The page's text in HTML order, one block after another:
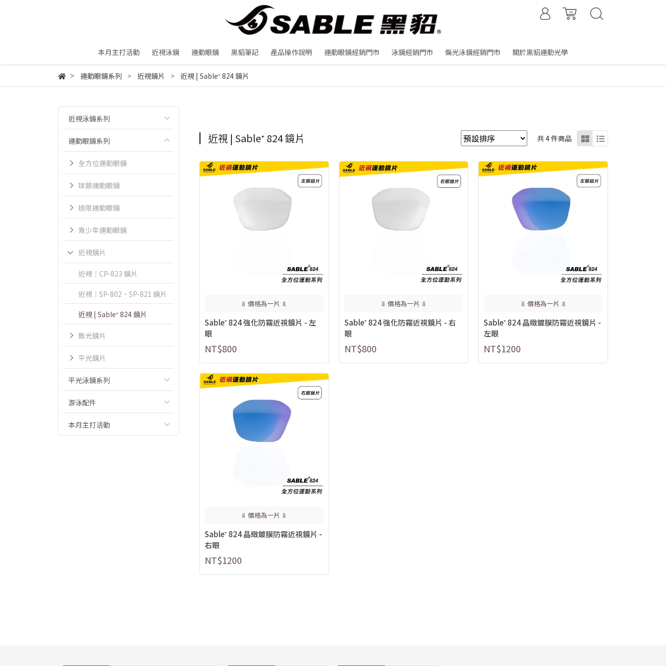
本月主打活動 近視泳鏡 運動眼鏡 黑貂筆記 產品操作說明 運動眼鏡經銷門市 泳鏡經銷門市 偏光泳鏡經銷門市 關於黑貂運動光學
運動眼鏡系列 近視鏡片 近視 | Sable⁺ 824 鏡片
近視泳鏡系列
運動眼鏡系列
全方位運動眼鏡
球類運動眼鏡
極限運動眼鏡
青少年運動眼鏡
近視鏡片
近視｜CP-823 鏡片
近視｜SP-802、SP-821 鏡片
近視 | Sable⁺ 824 鏡片
散光鏡片
平光鏡片
平光泳鏡系列
游泳配件
本月主打活動
近視 | Sable⁺ 824 鏡片 共 4 件商品
⥥ 價格為一片 ⥥
Sable⁺ 824 強化防霧近視鏡片 - 左
眼
NT$800
⥥ 價格為一片 ⥥
Sable⁺ 824 強化防霧近視鏡片 - 右
眼
NT$800
⥥ 價格為一片 ⥥
Sable⁺ 824 晶緻鍍膜防霧近視鏡片 -
左眼
NT$1200
⥥ 價格為一片 ⥥
Sable⁺ 824 晶緻鍍膜防霧近視鏡片 -
右眼
NT$1200